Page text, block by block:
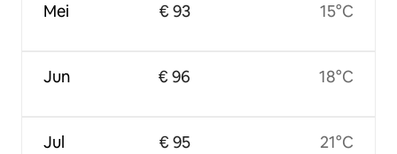
Mei
Jun
Jul
€ 93
€ 96
€ 95
15°C
18°C
21°C